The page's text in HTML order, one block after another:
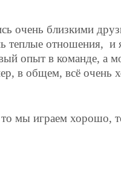
очень близкими
теплые отношения, и
опыт в команде, а
в общем, всё очень
мы играем хорошо,